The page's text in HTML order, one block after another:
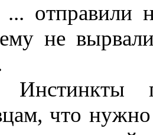
отправили
не
что нужно